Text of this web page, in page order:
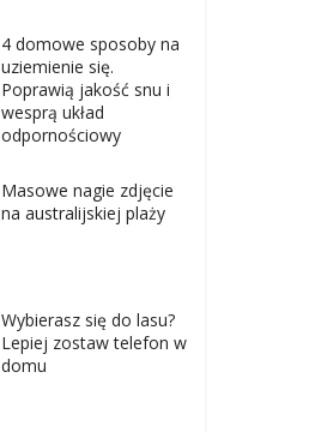
4 domowe sposoby na
uziemienie się.
Poprawią jakość snu i
wesprą układ
odpornościowy
Masowe nagie zdjęcie
na australijskiej plaży
Wybierasz się do lasu?
Lepiej zostaw telefon w
domu